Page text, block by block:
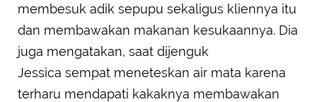
membesuk adik sepupu sekaligus kliennya itu
dan membawakan makanan kesukaannya. Dia
juga mengatakan, saat dijenguk
Jessica sempat meneteskan air mata karena
terharu mendapati kakaknya membawakan